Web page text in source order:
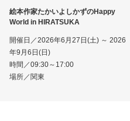
絵本作家たかいよしかずのHappy
World in HIRATSUKA
開催日／2026年6月27日(土) ～ 2026
年9月6日(日)
時間／09:30～17:00
場所／関東